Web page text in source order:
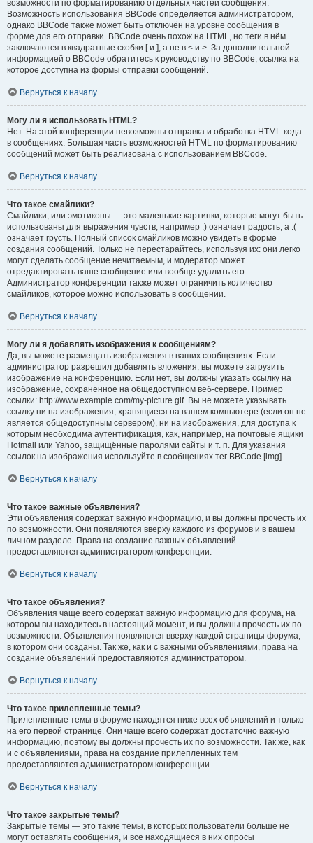
возможности по форматированию отдельных частей сообщения.
Возможность использования BBCode определяется администратором,
однако BBCode также может быть отключён на уровне сообщения в
форме для его отправки. BBCode очень похож на HTML, но теги в нём
заключаются в квадратные скобки [ и ], а не в < и >. За дополнительной
информацией о BBCode обратитесь к руководству по BBCode, ссылка на
которое доступна из формы отправки сообщений.
Вернуться к началу
Могу ли я использовать HTML?
Нет. На этой конференции невозможны отправка и обработка HTML-кода
в сообщениях. Большая часть возможностей HTML по форматированию
сообщений может быть реализована с использованием BBCode.
Вернуться к началу
Что такое смайлики?
Смайлики, или эмотиконы — это маленькие картинки, которые могут быть
использованы для выражения чувств, например :) означает радость, а :(
означает грусть. Полный список смайликов можно увидеть в форме
создания сообщений. Только не перестарайтесь, используя их: они легко
могут сделать сообщение нечитаемым, и модератор может
отредактировать ваше сообщение или вообще удалить его.
Администратор конференции также может ограничить количество
смайликов, которое можно использовать в сообщении.
Вернуться к началу
Могу ли я добавлять изображения к сообщениям?
Да, вы можете размещать изображения в ваших сообщениях. Если
администратор разрешил добавлять вложения, вы можете загрузить
изображение на конференцию. Если нет, вы должны указать ссылку на
изображение, сохранённое на общедоступном веб-сервере. Пример
ссылки: http://www.example.com/my-picture.gif. Вы не можете указывать
ссылку ни на изображения, хранящиеся на вашем компьютере (если он не
является общедоступным сервером), ни на изображения, для доступа к
которым необходима аутентификация, как, например, на почтовые ящики
Hotmail или Yahoo, защищённые паролями сайты и т. п. Для указания
ссылок на изображения используйте в сообщениях тег BBCode [img].
Вернуться к началу
Что такое важные объявления?
Эти объявления содержат важную информацию, и вы должны прочесть их
по возможности. Они появляются вверху каждого из форумов и в вашем
личном разделе. Права на создание важных объявлений
предоставляются администратором конференции.
Вернуться к началу
Что такое объявления?
Объявления чаще всего содержат важную информацию для форума, на
котором вы находитесь в настоящий момент, и вы должны прочесть их по
возможности. Объявления появляются вверху каждой страницы форума,
в котором они созданы. Так же, как и с важными объявлениями, права на
создание объявлений предоставляются администратором.
Вернуться к началу
Что такое прилепленные темы?
Прилепленные темы в форуме находятся ниже всех объявлений и только
на его первой странице. Они чаще всего содержат достаточно важную
информацию, поэтому вы должны прочесть их по возможности. Так же, как
и с объявлениями, права на создание прилепленных тем
предоставляются администратором конференции.
Вернуться к началу
Что такое закрытые темы?
Закрытые темы — это такие темы, в которых пользователи больше не
могут оставлять сообщения, и все находящиеся в них опросы